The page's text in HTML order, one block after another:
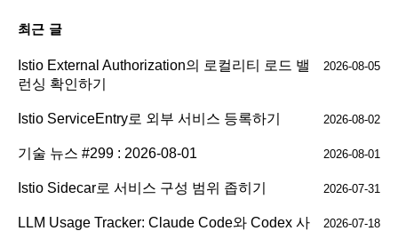
최근 글
Istio External Authorization의 로컬리티 로드 밸
런싱 확인하기
2026-08-05
Istio ServiceEntry로 외부 서비스 등록하기 2026-08-02
기술 뉴스 #299 : 2026-08-01 2026-08-01
Istio Sidecar로 서비스 구성 범위 좁히기 2026-07-31
LLM Usage Tracker: Claude Code와 Codex 사
2026-07-18